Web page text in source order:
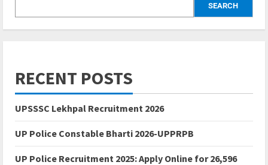
SEARCH
RECENT POSTS
UPSSSC Lekhpal Recruitment 2026
UP Police Constable Bharti 2026-UPPRPB
UP Police Recruitment 2025: Apply Online for 26,596